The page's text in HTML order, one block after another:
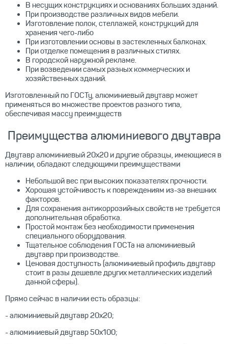
В несущих конструкциях и основаниях больших зданий.
При производстве различных видов мебели.
Изготовление полок, стеллажей, конструкций для
хранения чего-либо
При изготовлении основы в застекленных балконах.
При отделке помещения в различных стилях.
В городской наружной рекламе.
При возведении самых разных коммерческих и
хозяйственных зданий.
Изготовленный по ГОСТу, алюминиевый двутавр может
применяться во множестве проектов разного типа,
обеспечивая массу преимуществ
Преимущества алюминиевого двутавра
Двутавр алюминиевый 20x20 и другие образцы, имеющиеся в
наличии, обладают следующими преимуществами
Небольшой вес при высоких показателях прочности.
Хорошая устойчивость к повреждениям из-за внешних
факторов.
Для сохранения антикоррозийных свойств не требуется
дополнительная обработка.
Простой монтаж без необходимости применения
специального оборудования.
Тщательное соблюдения ГОСТа на алюминиевый
двутавр при производстве.
Ценовая доступность (алюминиевый профиль двутавр
стоит в разы дешевле других металлических изделий
данной сферы).
Прямо сейчас в наличии есть образцы:
- алюминиевый двутавр 20x20;
- алюминиевый двутавр 50x100;